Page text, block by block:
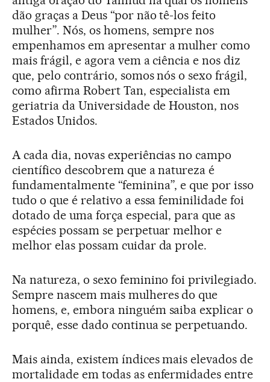
dão graças a Deus “por não tê-los feito
mulher”. Nós, os homens, sempre nos
empenhamos em apresentar a mulher como
mais frágil, e agora vem a ciência e nos diz
que, pelo contrário, somos nós o sexo frágil,
como afirma Robert Tan, especialista em
geriatria da Universidade de Houston, nos
Estados Unidos.
A cada dia, novas experiências no campo
científico descobrem que a natureza é
fundamentalmente “feminina”, e que por isso
tudo o que é relativo a essa feminilidade foi
dotado de uma força especial, para que as
espécies possam se perpetuar melhor e
melhor elas possam cuidar da prole.
Na natureza, o sexo feminino foi privilegiado.
Sempre nascem mais mulheres do que
homens, e, embora ninguém saiba explicar o
porquê, esse dado continua se perpetuando.
Mais ainda, existem índices mais elevados de
mortalidade em todas as enfermidades entre